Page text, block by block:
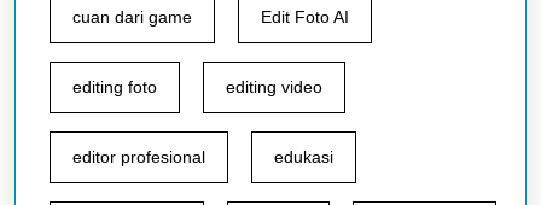
cuan dari game Edit Foto AI
editing foto editing video
editor profesional edukasi